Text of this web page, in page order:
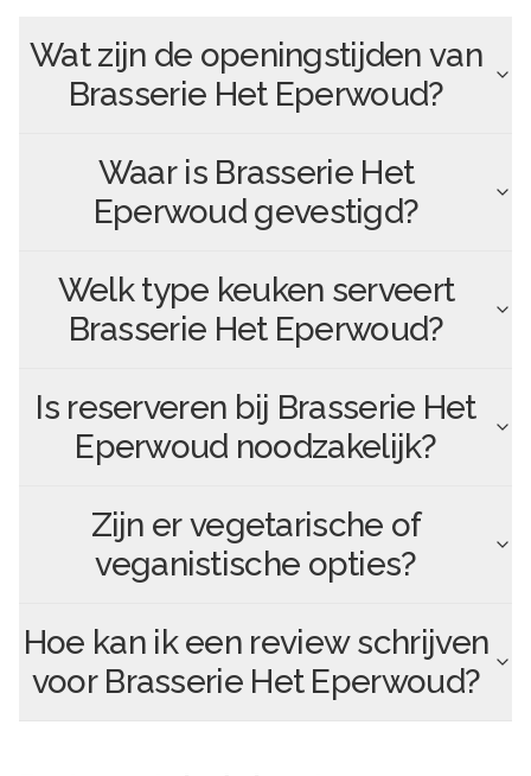
Wat zijn de openingstijden van
Brasserie Het Eperwoud?
Waar is Brasserie Het
Eperwoud gevestigd?
Welk type keuken serveert
Brasserie Het Eperwoud?
Is reserveren bij Brasserie Het
Eperwoud noodzakelijk?
Zijn er vegetarische of
veganistische opties?
Hoe kan ik een review schrijven
voor Brasserie Het Eperwoud?